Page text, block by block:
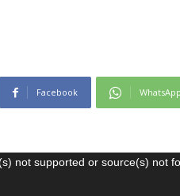
Facebook WhatsApp
not supported or source(s) not